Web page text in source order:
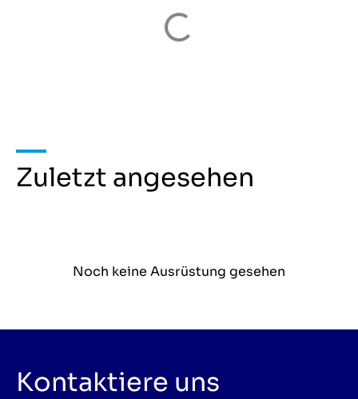
Zuletzt angesehen
Noch keine Ausrüstung gesehen
Kontaktiere uns